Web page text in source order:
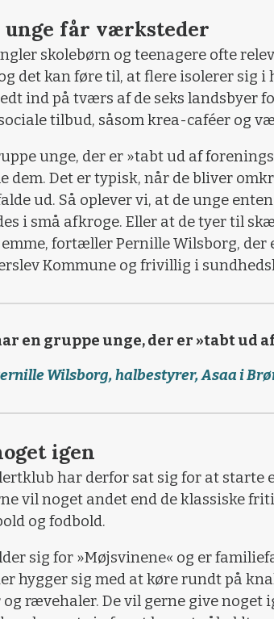
unge får værksteder
skolebørn og teenagere ofte
det kan føre til, at flere isolerer sig i
ind på tværs af de seks landsbyer
tilbud, såsom krea-caféer og
unge, der er »tabt ud af
dem. Det er typisk, når de bliver
ud. Så oplever vi, at de unge
i små afkroge. Eller at de tyer til
fortæller Pernille Wilsborg, der
Kommune og frivillig i
en gruppe unge, der er »tabt ud
Wilsborg, halbestyrer, Asaa i
igen
har derfor sat sig for at starte
vil noget andet end de klassiske
og fodbold.
sig for »Møjsvinene« og er
hygger sig med at køre rundt på
rævehaler. De vil gerne give noget